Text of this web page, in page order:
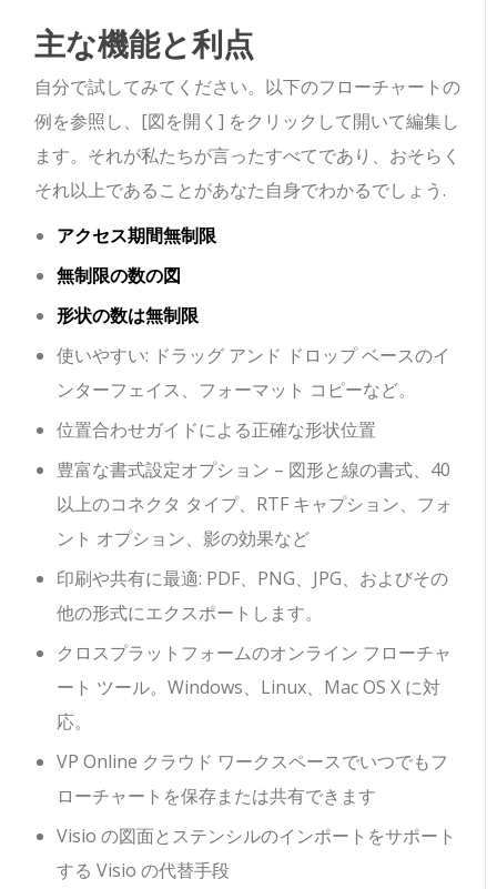
主な機能と利点
自分で試してみてください。以下のフローチャートの
例を参照し、[図を開く] をクリックして開いて編集し
ます。それが私たちが言ったすべてであり、おそらく
それ以上であることがあなた自身でわかるでしょう.
アクセス期間無制限
無制限の数の図
形状の数は無制限
使いやすい: ドラッグ アンド ドロップ ベースのイ
ンターフェイス、フォーマット コピーなど。
位置合わせガイドによる正確な形状位置
豊富な書式設定オプション – 図形と線の書式、40
以上のコネクタ タイプ、RTF キャプション、フォ
ント オプション、影の効果など
印刷や共有に最適: PDF、PNG、JPG、およびその
他の形式にエクスポートします。
クロスプラットフォームのオンライン フローチャ
ート ツール。Windows、Linux、Mac OS X に対
応。
VP Online クラウド ワークスペースでいつでもフ
ローチャートを保存または共有できます
Visio の図面とステンシルのインポートをサポート
する Visio の代替手段